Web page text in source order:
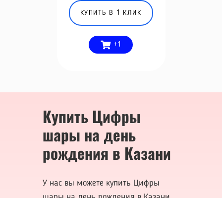
КУПИТЬ В 1 КЛИК
+1
Купить Цифры
шары на день
рождения в Казани
У нас вы можете купить Цифры